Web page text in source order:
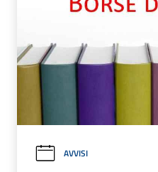
AVVISI